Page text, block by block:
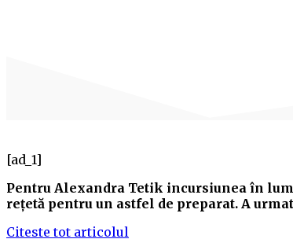
[ad_1]
Pentru Alexandra Tetik incursiunea în
reţetă pentru un astfel de preparat. A
Citeste tot articolul